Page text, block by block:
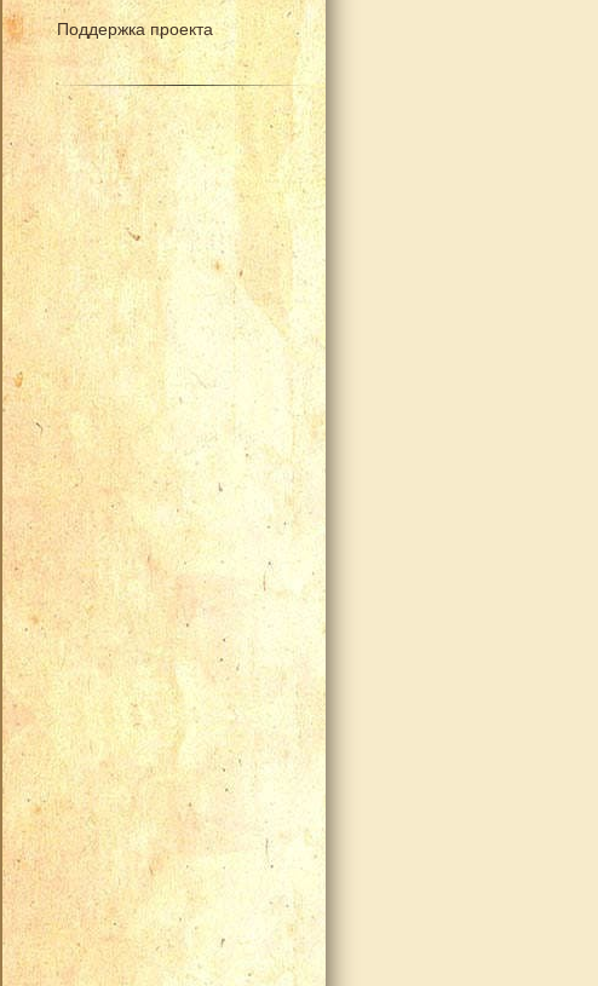
Поддержка проекта